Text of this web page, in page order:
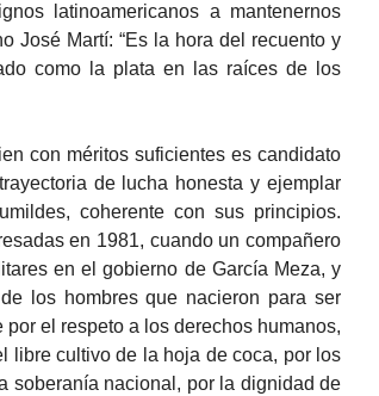
latinoamericanos a mantenernos
José Martí: “Es la hora del recuento y
como la plata en las raíces de los
con méritos suficientes es candidato
de lucha honesta y ejemplar
coherente con sus principios.
en 1981, cuando un compañero
en el gobierno de García Meza, y
los hombres que nacieron para ser
el respeto a los derechos humanos,
libre cultivo de la hoja de coca, por los
soberanía nacional, por la dignidad de